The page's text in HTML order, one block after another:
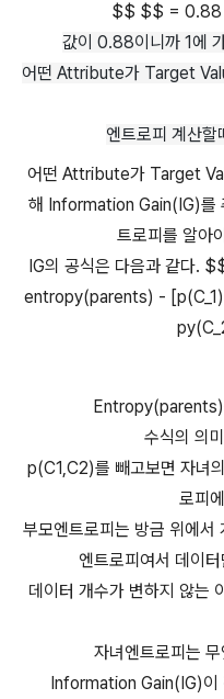
$$ $$ = 0.88
값이 0.88이니까 1에
어떤 Attribute가 Target
엔트로피 계산할
어떤 Attribute가 Target
해 Information Gain(IG)를
트로피를 알아
IG의 공식은 다음과 같다
entropy(parents) -
수식의 의
p(C1,C2)를 빼고보면 자녀
로피
부모엔트로피는 방금 위에
엔트로피여서 데이
데이터 개수가 변하지 않는
자녀엔트로피는
Information Gain(IG)이